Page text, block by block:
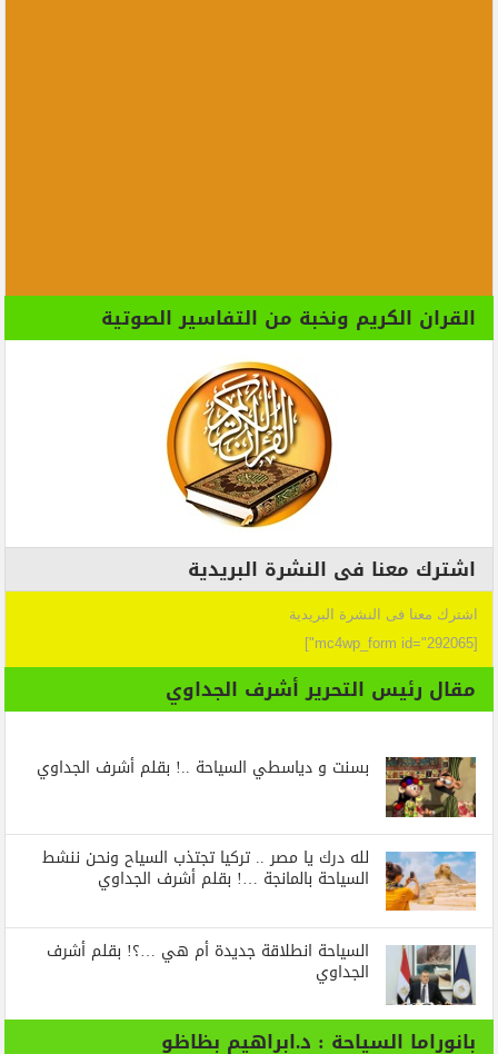
القران الكريم ونخبة من التفاسير الصوتية
اشترك معنا فى النشرة البريدية
اشترك معنا فى النشرة البريدية
[mc4wp_form id="292065"]
مقال رئيس التحرير أشرف الجداوي
بسنت و دياسطي السياحة ..! بقلم أشرف الجداوي
لله درك يا مصر .. تركيا تجتذب السياح ونحن ننشط
السياحة بالمانجة …! بقلم أشرف الجداوي
السياحة انطلاقة جديدة أم هي …؟! بقلم أشرف
الجداوي
بانوراما السياحة : د.ابراهيم بظاظو